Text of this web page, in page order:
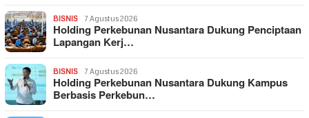
BISNIS 7 Agustus 2026
Holding Perkebunan Nusantara Dukung Penciptaan
Lapangan Kerj…
BISNIS 7 Agustus 2026
Holding Perkebunan Nusantara Dukung Kampus
Berbasis Perkebun…